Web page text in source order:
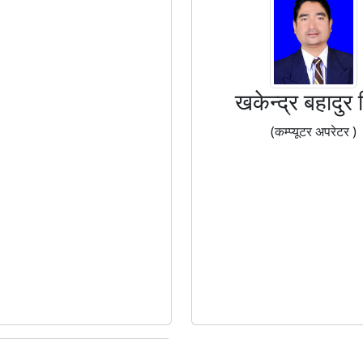
खकेन्द्र बहादुर
(कम्प्यूटर अपरेटर )